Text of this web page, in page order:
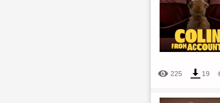
225 19